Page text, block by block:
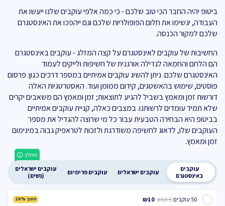
ביטופ יהיה החבר הכי טוב שלכם - כי כמה אלפי עוקבים שלנו ייעשו את
העבודה, יגשימו את חלום הפופולריות שלכם וגם ייהפכו את האינסטגרם
שלכם למקור הכנסה.
החשיבות של עוקבים לאינסטגרם על קצה המזלג - עוקבים באינסטגרם
הם הלחם והחמאה לגדילה אורגנית של חשיפות ולייקים לעמוד
האינסטגרם שלכם. ניתן להשיג עוקבים אמיתיים במספר דרכים כגון: פרסום
פוסטים, שימוש בהאשטגים, קידום ממומן ועוד. האסטרטגיות האלה
דורשות זמן ומאמץ בשביל להגיע לתוצאות; זמן ומאמץ הם משאבים יקרים
שלא תמיד עומדים לרשותנו. במצבים כאלה, קניית עוקבים אמיתיים
בביטופ היא הבחירה הטבעית עבור כל מי שרוצה להגדיל את מספר
העוקבים שלו, לדאוג לחשיפה משודרגת ולזכות לטראפיק גבוה במינימום
זמן ומאמץ.
עוקבים
באינסטגרם
עוקבים ישראלים עוקבים פרימיום
עוקבים ישראלים
(נשים)
50 עוקבים ₪13.5 חסוך 26%
מומלץ